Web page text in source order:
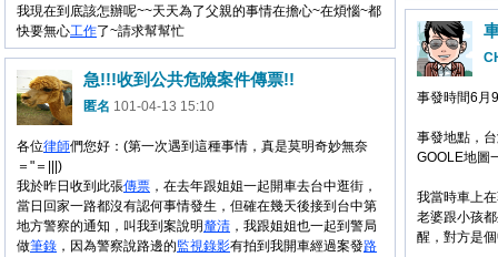
我現在到底該怎辦呢~~天天為了父親的事情在擔心~在煩惱~都
快要無心工作了~請求幫幫忙
事發時間6月
事發地點，
GOOLE地圖
我當時車上
老婆跟小孩
醒，對方是
急!!!收到公共危險案件傳票!!
匿名 101-04-13 15:10
各位律師們您好：(第一次遇到這種事情，真是莫明奇妙無奈
＝"＝|||)
我於昨日收到此張傳票 ，在去年跟姐姐一起開車去台中逛街，
當日回家一路都沒有認何事情發生，但確在幾天後接到台中第
地方警察的通知，叫我到案說明 釐清 ，我跟姐姐也一起到警局
做筆錄 ，因為警察說路邊的監視錄影有拍到我開車經過案發路